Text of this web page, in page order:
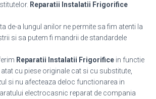
Reparatii Instalatii Frigorifice
de-a lungul anilor ne permite sa fim atenti la
si sa putem fi mandrii de standardele
Reparatii Instalatii Frigorifice in functie
cu piese originale cat si cu substitute,
si nu afecteaza deloc functionarea in
electrocasnic reparat de compania